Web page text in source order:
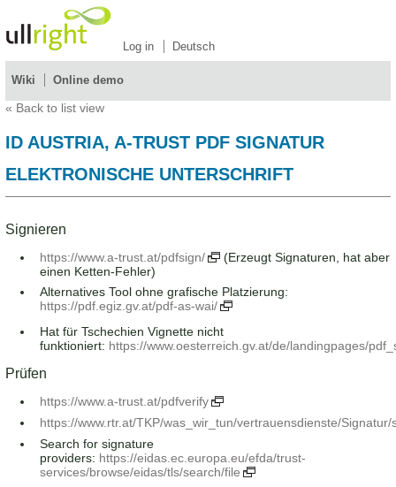
Log in Deutsch
Wiki Online demo
« Back to list view
ID AUSTRIA, A-TRUST PDF SIGNATUR
ELEKTRONISCHE UNTERSCHRIFT
Signieren
https://www.a-trust.at/pdfsign/
(Erzeugt Signaturen, hat aber
einen Ketten-Fehler)
Alternatives Tool ohne grafische Platzierung:
https://pdf.egiz.gv.at/pdf-as-wai/
Hat für Tschechien Vignette nicht
funktioniert: https://www.oesterreich.gv.at/de/landingpages/
Prüfen
https://www.a-trust.at/pdfverify
https://www.rtr.at/TKP/was_wir_tun/vertrauensdienste/
Search for signature
providers: https://eidas.ec.europa.eu/efda/trust-
services/browse/eidas/tls/search/file